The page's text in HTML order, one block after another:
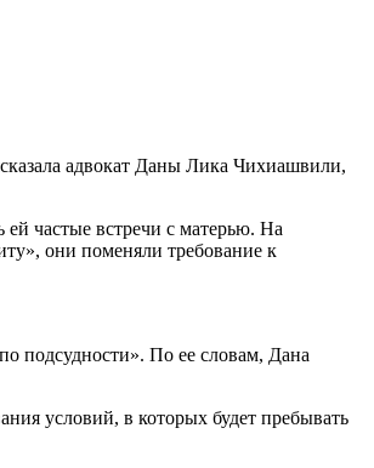
адвокат Даны Лика Чихиашвили,
частые встречи с матерью. На
они поменяли требование к
подсудности». По ее словам, Дана
условий, в которых будет пребывать